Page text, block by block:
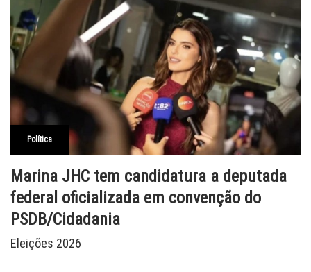
Política
Marina JHC tem candidatura a deputada
federal oficializada em convenção do
PSDB/Cidadania
Eleições 2026